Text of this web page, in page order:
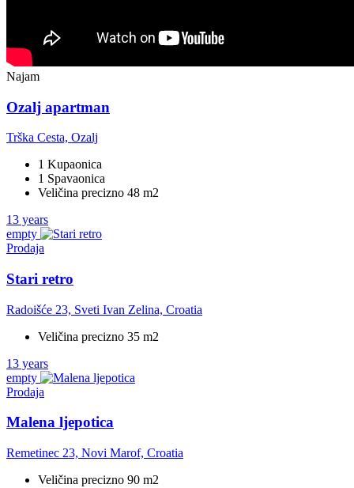
Najam
Ozalj apartman
Trška Cesta, Ozalj
1 Kupaonica
1 Spavaonica
Veličina precizno 48 m2
13 years
empty
Prodaja
Stari retro
Radoišće 23, Sveti Ivan Zelina, Croatia
Veličina precizno 35 m2
13 years
empty
Prodaja
Malena ljepotica
Remetinec 23, Novi Marof, Croatia
Veličina precizno 90 m2